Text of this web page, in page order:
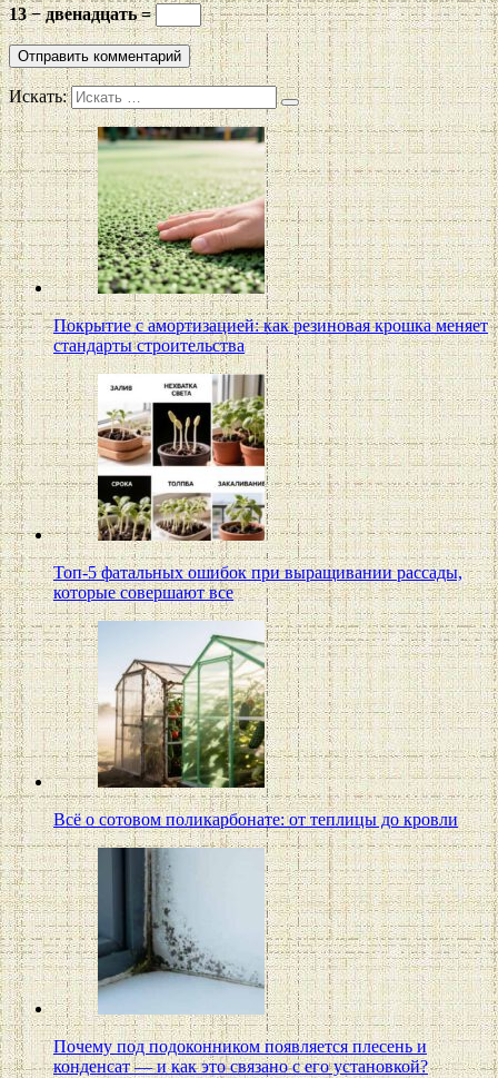
13 − двенадцать =
Искать:
Покрытие с амортизацией: как резиновая крошка меняет
стандарты строительства
Топ-5 фатальных ошибок при выращивании рассады,
которые совершают все
Всё о сотовом поликарбонате: от теплицы до кровли
Почему под подоконником появляется плесень и
конденсат — и как это связано с его установкой?